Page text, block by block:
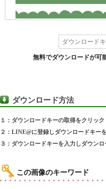
無料でダウンロードが可
ダウンロード方法
１：ダウンロードキーの取得をクリック
２：LINE@に登録しダウンロードキー
３：ダウンロードキーを入力しダウン
この画像のキーワード